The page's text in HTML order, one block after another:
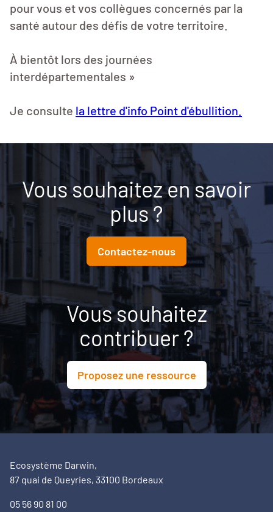
pour vous et vos collègues concernés par la
santé autour des défis de votre territoire.
À bientôt lors des journées
interdépartementales »
Je consulte la lettre d'info Point d'ébullition.
Vous souhaitez en savoir
plus ?
Contactez-nous
Vous souhaitez
contribuer ?
Proposez une ressource
Ecosystème Darwin,
87 quai de Queyries, 33100 Bordeaux
05 56 90 81 00